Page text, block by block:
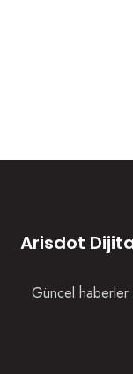
Arisdot
Güncel haberler